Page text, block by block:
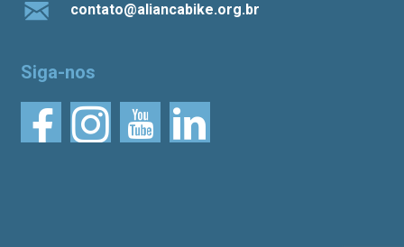
contato@aliancabike.org.br
Siga-nos